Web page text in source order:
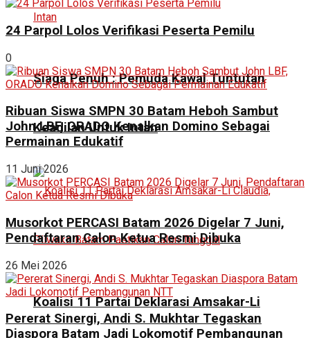
Siaga Penuh : Pemuda Kawal Tuntutan
Keadilan Untuk Intan
Koalisi 11 Partai Deklarasi Amsakar-Li
24 Parpol Lolos Verifikasi Peserta Pemilu
0
Ribuan Siswa SMPN 30 Batam Heboh Sambut
John LBF, ORADO Kenalkan Domino Sebagai
Permainan Edukatif
11 Juni 2026
Musorkot PERCASI Batam 2026 Digelar 7 Juni,
Pendaftaran Calon Ketua Resmi Dibuka
26 Mei 2026
Pererat Sinergi, Andi S. Mukhtar Tegaskan
Diaspora Batam Jadi Lokomotif Pembangunan